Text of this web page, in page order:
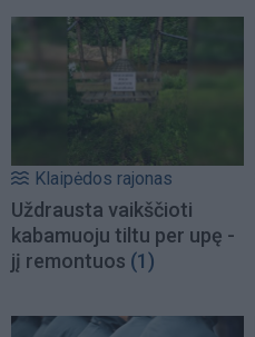
Klaipėdos rajonas
Uždrausta vaikščioti
kabamuoju tiltu per upę -
jį remontuos (1)